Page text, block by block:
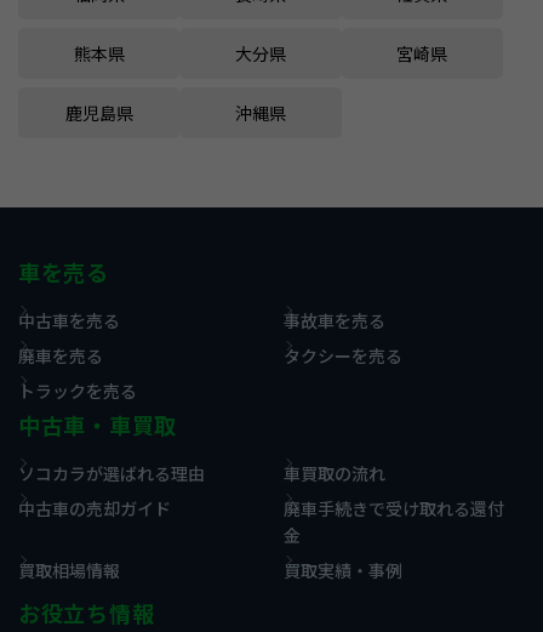
熊本県 大分県 宮崎県
鹿児島県 沖縄県
車を売る
中古車を売る
事故車を売る
廃車を売る
タクシーを売る
トラックを売る
中古車・車買取
ソコカラが選ばれる理由
車買取の流れ
中古車の売却ガイド
廃車手続きで受け取れる還付
金
買取相場情報
買取実績・事例
お役立ち情報